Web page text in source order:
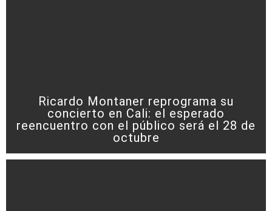
Ricardo Montaner reprograma su
concierto en Cali: el esperado
reencuentro con el público será el 28 de
octubre